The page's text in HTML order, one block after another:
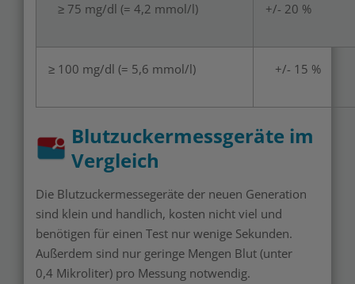
≥ 75 mg/dl (= 4,2 mmol/l) +/- 20 %
≥ 100 mg/dl (= 5,6 mmol/l) +/- 15 %
Blutzuckermessgeräte im
Vergleich
Die Blutzuckermessegeräte der neuen Generation
sind klein und handlich, kosten nicht viel und
benötigen für einen Test nur wenige Sekunden.
Außerdem sind nur geringe Mengen Blut (unter
0,4 Mikroliter) pro Messung notwendig.